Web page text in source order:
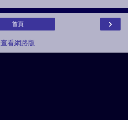
›
首頁
查看網路版